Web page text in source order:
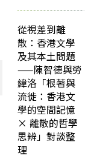
從視差到離
散：香港文學
及其本土問題
——陳智德與勞
緯洛「根著與
流徙：香港文
學的空間記憶
× 離散的哲學
思辨」對談整
理